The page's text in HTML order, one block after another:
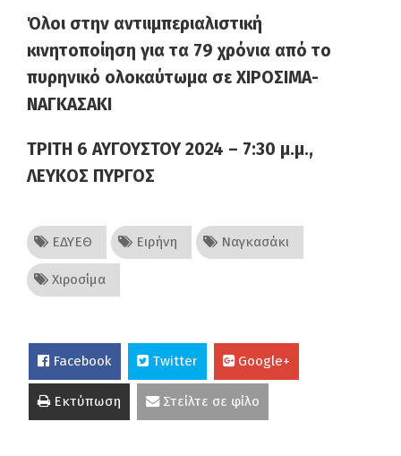
Όλοι στην αντιιμπεριαλιστική
κινητοποίηση για τα 79 χρόνια από το
πυρηνικό ολοκαύτωμα σε ΧΙΡΟΣΙΜΑ-
ΝΑΓΚΑΣΑΚΙ
ΤΡΙΤΗ 6 ΑΥΓΟΥΣΤΟΥ 2024 – 7:30 μ.μ.,
ΛΕΥΚΟΣ ΠΥΡΓΟΣ
ΕΔΥΕΘ Ειρήνη Ναγκασάκι
Χιροσίμα
Facebook Twitter Google+
Εκτύπωση Στείλτε σε φίλο